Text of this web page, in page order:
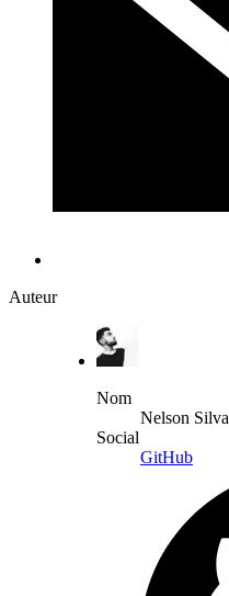
Auteur
Nom
Nelson Silva
Social
GitHub